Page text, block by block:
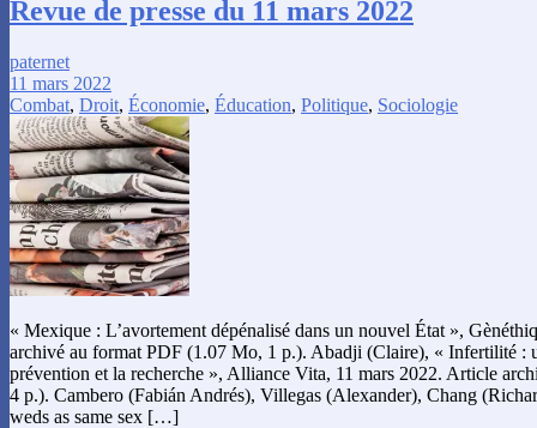
Revue de presse du 11 mars 2022
paternet
11 mars 2022
Combat, Droit, Économie, Éducation, Politique, Sociologie
« Mexique : L’avortement dépénalisé dans un nouvel État »,
archivé au format PDF (1.07 Mo, 1 p.). Abadji (Claire), « Infertilité :
prévention et la recherche », Alliance Vita, 11 mars 2022. Article
4 p.). Cambero (Fabián Andrés), Villegas (Alexander), Chang
weds as same sex […]